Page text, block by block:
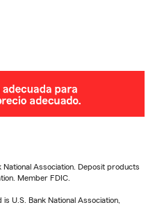
Association. Deposit products
Member FDIC.
U.S. Bank National Association,